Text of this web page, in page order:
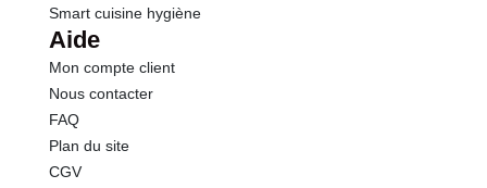
Smart cuisine hygiène
Aide
Mon compte client
Nous contacter
FAQ
Plan du site
CGV